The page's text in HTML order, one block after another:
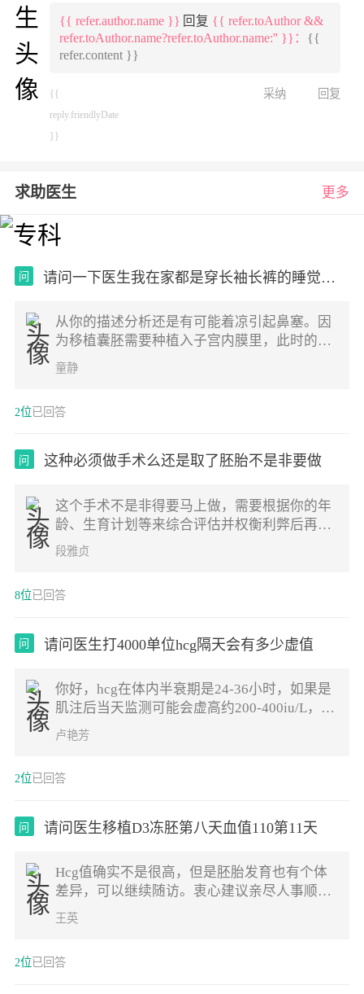
{{ refer.author.name }} 回复 {{ refer.toAuthor &&
refer.toAuthor.name?refer.toAuthor.name:'' }}： {{
refer.content }}
{{
reply.friendlyDate
}}
采纳 回复
求助医生 更多
问
请问一下医生我在家都是穿长袖长裤的睡觉我
从你的描述分析还是有可能着凉引起鼻塞。因
为移植囊胚需要种植入子宫内膜里，此时的机
体不需要免疫排斥功能太强，免疫功能减退才
容易让胚胎移植成功。居住环境不是自然环
下提问，多喝点水观察看看。建议最好不要开
童静
2位已回答
问 这种必须做手术么还是取了胚胎不是非要做
这个手术不是非得要马上做，需要根据你的年
龄、生育计划等来综合评估并权衡利弊后再决
定是否需要手术以及什么时候做。如果是做试
管通常为了避免输卵管积液及炎症因子逆流至
术，这个手术通常在移植前完成
段雅贞
8位已回答
问 请问医生打4000单位hcg隔天会有多少虚值
你好，hcg在体内半衰期是24-36小时，如果是
肌注后当天监测可能会虚高约200-400iu/L，隔
天不同时间段值是不同的，如果你是监测怀
孕，建议一周后监测，祝好孕。
卢艳芳
2位已回答
问 请问医生移植D3冻胚第八天血值110第11天
Hcg值确实不是很高，但是胚胎发育也有个体
差异，可以继续随访。衷心建议亲尽人事顺其
自然，越紧张反而不利于妊娠，祝您好孕
王英
2位已回答